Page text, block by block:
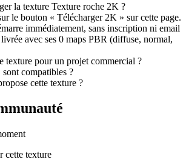
la texture Texture roche 2K ?
le bouton « Télécharger 2K » sur cette page.
immédiatement, sans inscription ni email
avec ses 0 maps PBR (diffuse, normal,
texture pour un projet commercial ?
compatibles ?
cette texture ?
cette texture